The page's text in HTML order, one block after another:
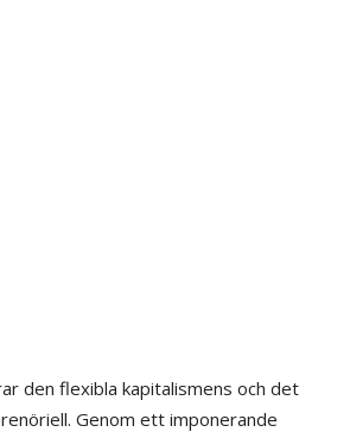
den flexibla kapitalismens och det
Genom ett imponerande